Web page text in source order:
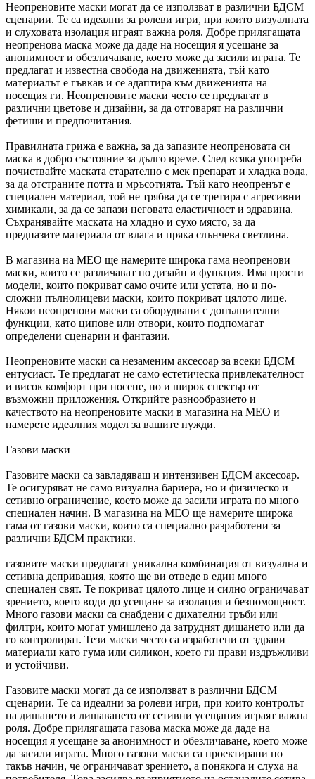
Неопреновите маски могат да се използват в различни БДСМ
сценарии. Те са идеални за ролеви игри, при които визуалната
и слуховата изолация играят важна роля. Добре прилягащата
неопренова маска може да даде на носещия я усещане за
анонимност и обезличаване, което може да засили играта. Те
предлагат и известна свобода на движенията, тъй като
материалът е гъвкав и се адаптира към движенията на
носещия ги. Неопреновите маски често се предлагат в
различни цветове и дизайни, за да отговарят на различни
фетиши и предпочитания.
Правилната грижа е важна, за да запазите неопреновата си
маска в добро състояние за дълго време. След всяка употреба
почиствайте маската старателно с мек препарат и хладка вода,
за да отстраните потта и мръсотията. Тъй като неопренът е
специален материал, той не трябва да се третира с агресивни
химикали, за да се запази неговата еластичност и здравина.
Съхранявайте маската на хладно и сухо място, за да
предпазите материала от влага и пряка слънчева светлина.
В магазина на MEO ще намерите широка гама неопренови
маски, които се различават по дизайн и функция. Има прости
модели, които покриват само очите или устата, но и по-
сложни пълнолицеви маски, които покриват цялото лице.
Някои неопренови маски са оборудвани с допълнителни
функции, като ципове или отвори, които подпомагат
определени сценарии и фантазии.
Неопреновите маски са незаменим аксесоар за всеки БДСМ
ентусиаст. Те предлагат не само естетическа привлекателност
и висок комфорт при носене, но и широк спектър от
възможни приложения. Открийте разнообразието и
качеството на неопреновите маски в магазина на MEO и
намерете идеалния модел за вашите нужди.
Газови маски
Газовите маски са завладяващ и интензивен БДСМ аксесоар.
Те осигуряват не само визуална бариера, но и физическо и
сетивно ограничение, което може да засили играта по много
специален начин. В магазина на MEO ще намерите широка
гама от газови маски, които са специално разработени за
различни БДСМ практики.
газовите маски предлагат уникална комбинация от визуална и
сетивна депривация, която ще ви отведе в един много
специален свят. Те покриват цялото лице и силно ограничават
зрението, което води до усещане за изолация и безпомощност.
Много газови маски са снабдени с дихателни тръби или
филтри, които могат умишлено да затруднят дишането или да
го контролират. Тези маски често са изработени от здрави
материали като гума или силикон, което ги прави издръжливи
и устойчиви.
Газовите маски могат да се използват в различни БДСМ
сценарии. Те са идеални за ролеви игри, при които контролът
на дишането и лишаването от сетивни усещания играят важна
роля. Добре прилягащата газова маска може да даде на
носещия я усещане за анонимност и обезличаване, което може
да засили играта. Много газови маски са проектирани по
такъв начин, че ограничават зрението, а понякога и слуха на